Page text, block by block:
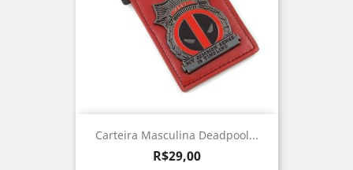
Carteira Masculina Deadpool...
Preço
R$29,00